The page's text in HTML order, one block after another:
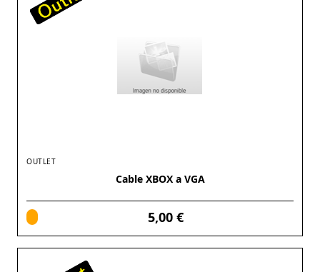
OUTLET
Cable XBOX a VGA
5,00 €